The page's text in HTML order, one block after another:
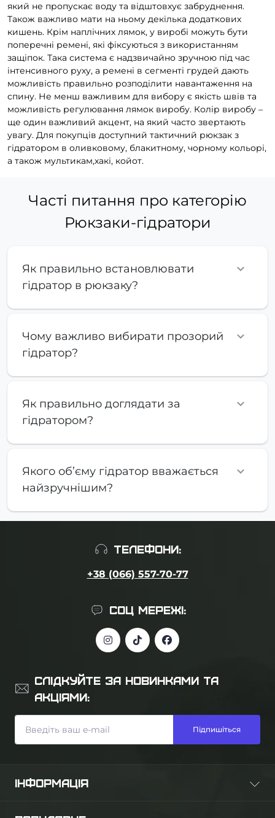
який не пропускає воду та відштовхує забруднення.
Також важливо мати на ньому декілька додаткових
кишень. Крім наплічних лямок, у виробі можуть бути
поперечні ремені, які фіксуються з використанням
защіпок. Така система є надзвичайно зручною під час
інтенсивного руху, а ремені в сегменті грудей дають
можливість правильно розподілити навантаження на
спину. Не менш важливим для вибору є якість швів та
можливість регулювання лямок виробу. Колір виробу –
ще один важливий акцент, на який часто звертають
увагу. Для покупців доступний тактичний рюкзак з
гідратором в оливковому, блакитному, чорному кольорі,
а також мультикам,хакі, койот.
Часті питання про категорію
Рюкзаки-гідратори
Як правильно встановлювати
гідратор в рюкзаку?
Чому важливо вибирати прозорий
гідратор?
Як правильно доглядати за
гідратором?
Якого об’єму гідратор вважається
найзручнішим?
ТЕЛЕФОНИ:
+38 (066) 557-70-77
СОЦ МЕРЕЖІ:
СЛІДКУЙТЕ ЗА НОВИНКАМИ ТА
АКЦІЯМИ:
Підпишіться
ІНФОРМАЦІЯ